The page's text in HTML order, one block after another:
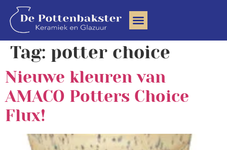
Tag: potter choice
Nieuwe kleuren van
AMACO Potters Choice
Flux!